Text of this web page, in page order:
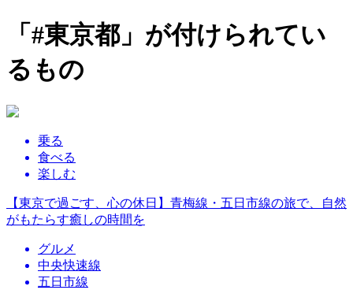
「#東京都」が付けられてい
るもの
乗る
食べる
楽しむ
【東京で過ごす、心の休日】青梅線・五日市線の旅で、自然
がもたらす癒しの時間を
グルメ
中央快速線
五日市線